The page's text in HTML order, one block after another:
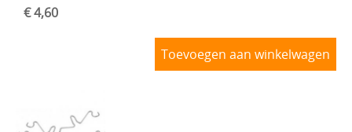
ACHTERAS , DIFFERENTIEEL EN VERSNELLINGSBAK
€ 4,60
Toevoegen aan winkelwagen